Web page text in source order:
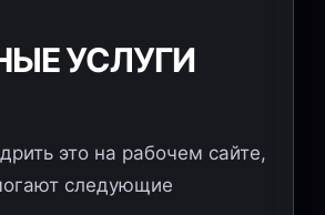
УСЛУГИ
это на рабочем сайте,
следующие